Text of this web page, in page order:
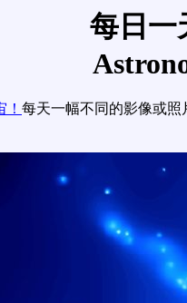
每日一
每天一幅不同的影像或照